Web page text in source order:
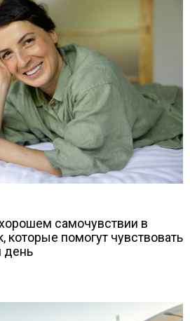
самочувствии в
которые помогут чувствовать
день